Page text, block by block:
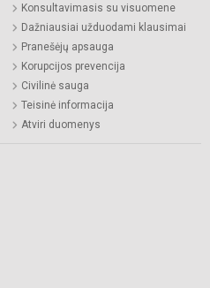
Konsultavimasis su visuomene
Dažniausiai užduodami klausimai
Pranešėjų apsauga
Korupcijos prevencija
Civilinė sauga
Teisinė informacija
Atviri duomenys